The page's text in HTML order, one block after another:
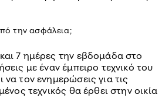
την ασφάλεια;
7 ημέρες την εβδομάδα στο
με έναν έμπειρο τεχνικό του
τον ενημερώσεις για τις
τεχνικός θα έρθει στην οικία